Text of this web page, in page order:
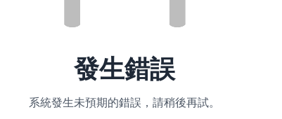
發生錯誤
系統發生未預期的錯誤，請稍後再試。